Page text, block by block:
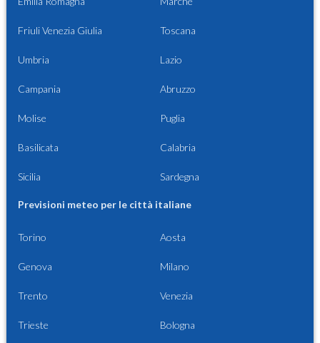
Friuli Venezia Giulia Toscana
Umbria Lazio
Campania Abruzzo
Molise Puglia
Basilicata Calabria
Sicilia Sardegna
Previsioni meteo per le città italiane
Torino Aosta
Genova Milano
Trento Venezia
Trieste Bologna